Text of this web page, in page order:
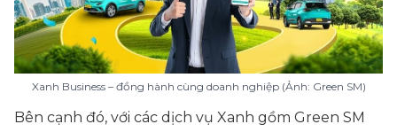
Xanh Business – đồng hành cùng doanh nghiệp (Ảnh: Green SM)
Bên cạnh đó, với các dịch vụ Xanh gồm Green SM